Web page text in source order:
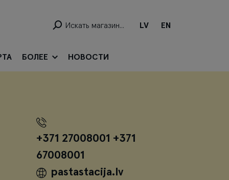
LV EN
БОЛЕЕ НОВОСТИ
+371 27008001 +371
67008001
pastastacija.lv